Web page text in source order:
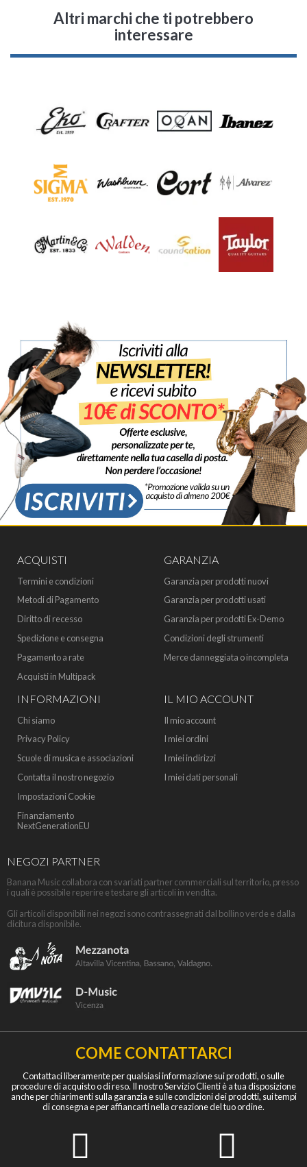
Altri marchi che ti potrebbero
interessare
ACQUISTI
Termini e condizioni
Metodi di Pagamento
Diritto di recesso
Spedizione e consegna
Pagamento a rate
Acquisti in Multipack
GARANZIA
Garanzia per prodotti nuovi
Garanzia per prodotti usati
Garanzia per prodotti Ex-Demo
Condizioni degli strumenti
Merce danneggiata o incompleta
INFORMAZIONI
Chi siamo
Privacy Policy
Scuole di musica e associazioni
Contatta il nostro negozio
Impostazioni Cookie
Finanziamento
NextGenerationEU
IL MIO ACCOUNT
Il mio account
I miei ordini
I miei indirizzi
I miei dati personali
NEGOZI PARTNER
Banana Music collabora con svariati partner commerciali sul territorio, presso
i quali è possibile reperire e testare gli articoli in vendita.
Gli articoli disponibili nei negozi sono contrassegnati dal bollino verde e dalla
dicitura disponibile.
COME CONTATTARCI
Contattaci liberamente per qualsiasi informazione sui prodotti, o sulle
procedure di acquisto o di reso. Il nostro Servizio Clienti è a tua disposizione
anche per chiarimenti sulla garanzia e sulle condizioni dei prodotti, sui tempi
di consegna e per affiancarti nella creazione del tuo ordine.